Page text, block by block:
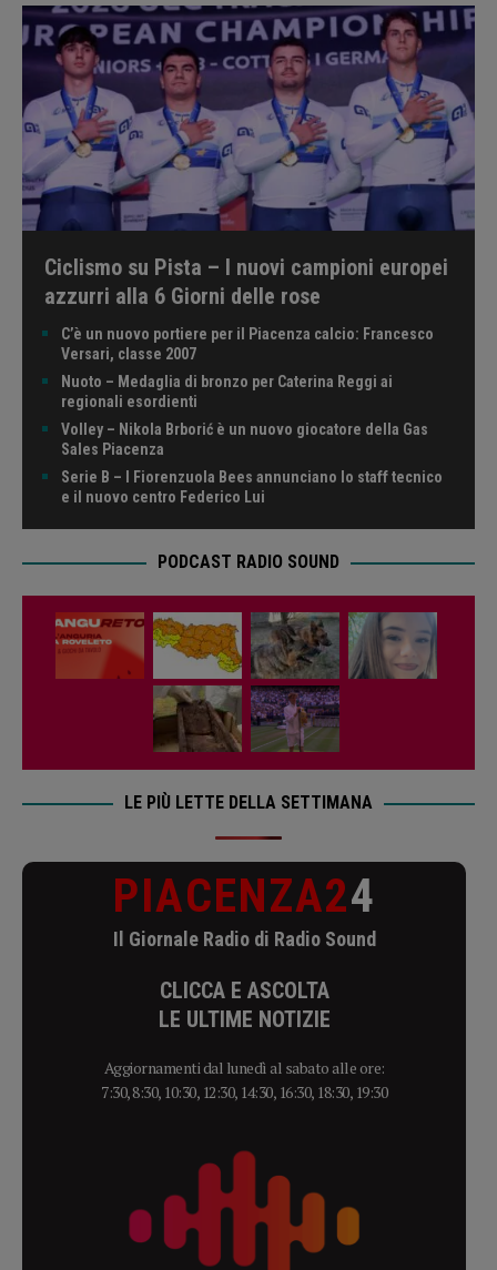
Ciclismo su Pista – I nuovi campioni europei
azzurri alla 6 Giorni delle rose
C’è un nuovo portiere per il Piacenza calcio: Francesco
Versari, classe 2007
Nuoto – Medaglia di bronzo per Caterina Reggi ai
regionali esordienti
Volley – Nikola Brborić è un nuovo giocatore della Gas
Sales Piacenza
Serie B – I Fiorenzuola Bees annunciano lo staff tecnico
e il nuovo centro Federico Lui
PODCAST RADIO SOUND
LE PIÙ LETTE DELLA SETTIMANA
PIACENZA24
Il Giornale Radio di Radio Sound
CLICCA E ASCOLTA
LE ULTIME NOTIZIE
Aggiornamenti dal lunedì al sabato alle ore:
7:30, 8:30, 10:30, 12:30, 14:30, 16:30, 18:30, 19:30